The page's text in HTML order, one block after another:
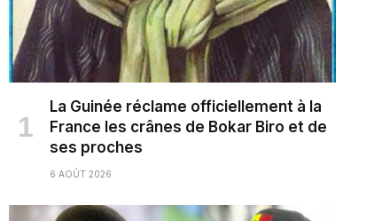
La Guinée réclame officiellement à la
France les crânes de Bokar Biro et de
ses proches
6 AOÛT 2026